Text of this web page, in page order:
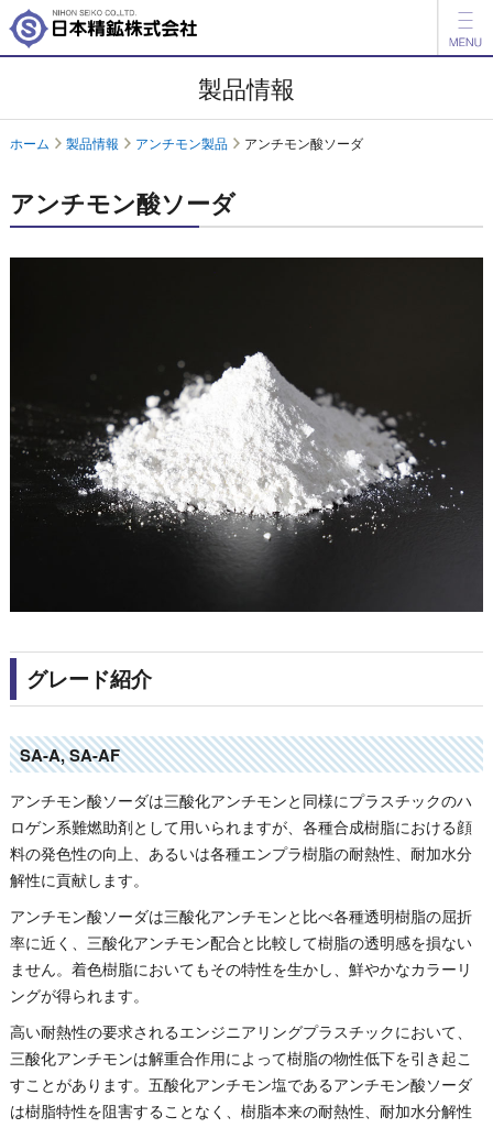
開発品情報
IR情報
English 中文
お問い合わせ
製品情報
ホーム 製品情報 アンチモン製品 アンチモン酸ソーダ
アンチモン酸ソーダ
グレード紹介
SA-A, SA-AF
アンチモン酸ソーダは三酸化アンチモンと同様にプラスチックのハ
ロゲン系難燃助剤として用いられますが、各種合成樹脂における顔
料の発色性の向上、あるいは各種エンプラ樹脂の耐熱性、耐加水分
解性に貢献します。
アンチモン酸ソーダは三酸化アンチモンと比べ各種透明樹脂の屈折
率に近く、三酸化アンチモン配合と比較して樹脂の透明感を損ない
ません。着色樹脂においてもその特性を生かし、鮮やかなカラーリ
ングが得られます。
高い耐熱性の要求されるエンジニアリングプラスチックにおいて、
三酸化アンチモンは解重合作用によって樹脂の物性低下を引き起こ
すことがあります。五酸化アンチモン塩であるアンチモン酸ソーダ
は樹脂特性を阻害することなく、樹脂本来の耐熱性、耐加水分解性